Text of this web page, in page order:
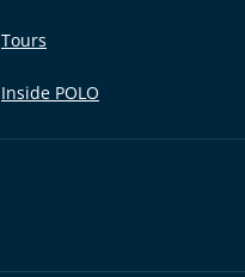
Tours
Inside POLO